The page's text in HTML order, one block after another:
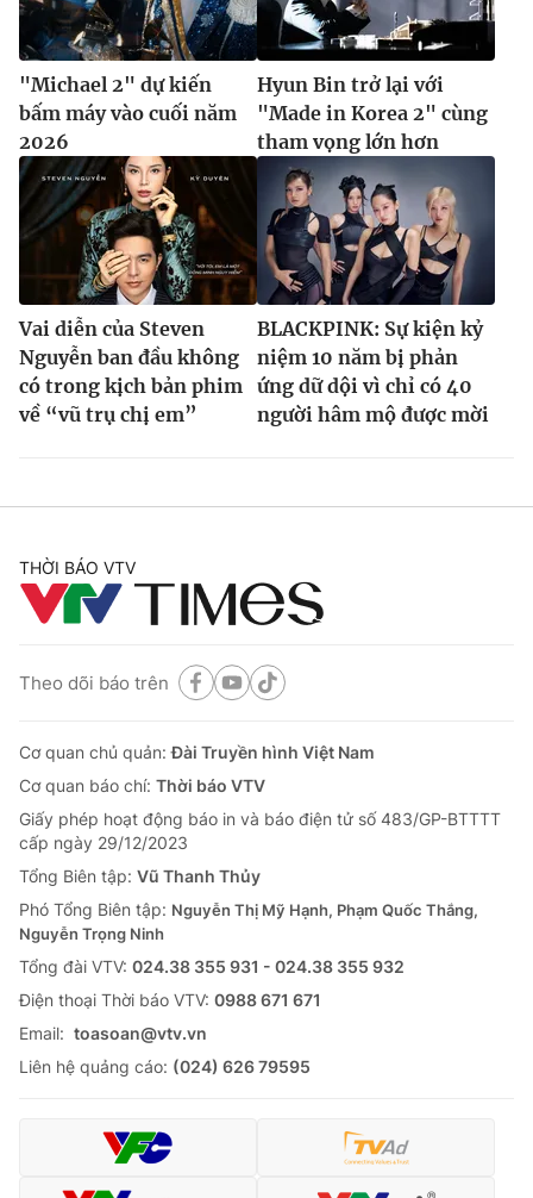
"Michael 2" dự kiến
bấm máy vào cuối năm
2026
Hyun Bin trở lại với
"Made in Korea 2" cùng
tham vọng lớn hơn
Vai diễn của Steven
Nguyễn ban đầu không
có trong kịch bản phim
về “vũ trụ chị em”
BLACKPINK: Sự kiện kỷ
niệm 10 năm bị phản
ứng dữ dội vì chỉ có 40
người hâm mộ được mời
THỜI BÁO VTV
Theo dõi báo trên
Cơ quan chủ quản:Đài Truyền hình Việt Nam
Cơ quan báo chí: Thời báo VTV
Giấy phép hoạt động báo in và báo điện tử số 483/GP-BTTTT
cấp ngày 29/12/2023
Tổng Biên tập: Vũ Thanh Thủy
Phó Tổng Biên tập: Nguyễn Thị Mỹ Hạnh, Phạm Quốc Thắng,
Nguyễn Trọng Ninh
Tổng đài VTV: 024.38 355 931 - 024.38 355 932
Ðiện thoại Thời báo VTV: 0988 671 671
Email: toasoan@vtv.vn
Liên hệ quảng cáo: (024) 626 79595